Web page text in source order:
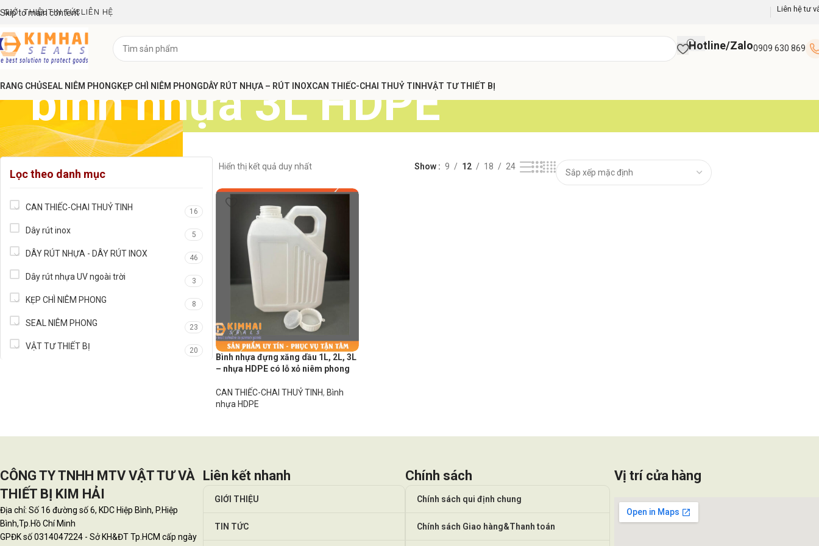
Skip to main content
GIỚI THIỆUTIN TỨC LIÊN HỆ Liên hệ tư
Hotline/Zalo0909 630 869
CHỦSEAL NIÊM PHONGKẸP CHÌ NIÊM PHONGDÂY RÚT NHỰA – RÚT INOXCAN THIẾC-CHAI THUỶ TINHVẬT TƯ THIẾT BỊ
bình nhựa 3L HDPE
Lọc theo danh mục
CAN THIẾC-CHAI THUỶ TINH 16
Dây rút inox 5
DÂY RÚT NHỰA - DÂY RÚT INOX 46
Dây rút nhựa UV ngoài trời 3
KẸP CHÌ NIÊM PHONG 8
SEAL NIÊM PHONG 23
VẬT TƯ THIẾT BỊ 20
Hiển thị kết quả duy nhất Show 9 12 18 24
Bình nhựa đựng xăng dầu 1L, 2L, 3L
– nhựa HDPE có lỗ xỏ niêm phong
CAN THIẾC-CHAI THUỶ TINH, Bình
nhựa HDPE
CÔNG TY TNHH MTV VẬT TƯ VÀ
THIẾT BỊ KIM HẢI
Địa chỉ: Số 16 đường số 6, KDC Hiệp Bình, P.Hiệp
Bình,Tp.Hồ Chí Minh
GPĐK số 0314047224 - Sở KH&ĐT Tp.HCM cấp ngày
Liên kết nhanh
GIỚI THIỆU
TIN TỨC
Chính sách
Chính sách qui định chung
Chính sách Giao hàng&Thanh toán
Vị trí cửa hàng